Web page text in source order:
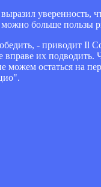
уверенность,
больше пользы
- приводит Il
их подводить.
можем остаться на